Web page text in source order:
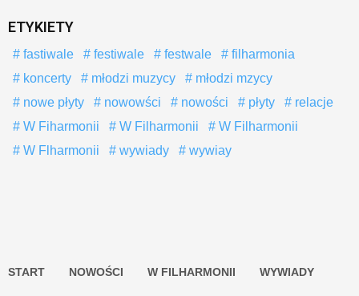
ETYKIETY
fastiwale festiwale festwale
filharmonia
koncerty
młodzi muzycy
młodzi mzycy
nowe płyty
nowowści nowości płyty
relacje
W Fiharmonii
W Filharmonii
W Filharmonii
W Flharmonii
wywiady wywiay
START NOWOŚCI W FILHARMONII WYWIADY